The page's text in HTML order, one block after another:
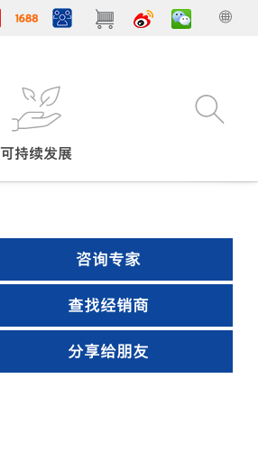
可持续发展
咨询专家
查找经销商
分享给朋友